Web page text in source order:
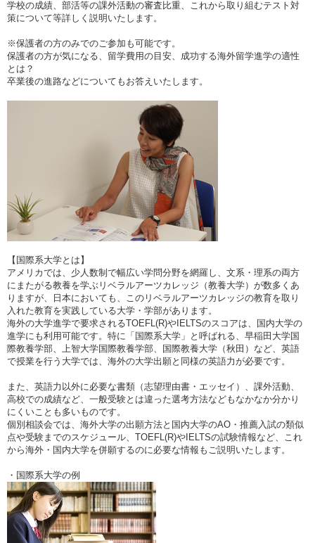
学校の成績、部活等の課外活動の審査比重、これから取り組むテスト対
策について等詳しく説明いたします。
※保護者の方のみでのご参加も可能です。
保護者の方が気になる、留学費用の目安、成功する海外留学進学の適性
とは？
卒業後の進路などについてもお答えいたします。
【国際系大学とは】
アメリカでは、少人数制で幅広い学問分野を網羅し、文系・理系の両方
にまたがる教養を学ぶリベラルアーツカレッジ（教養大学）が数多くあ
りますが、日本においても、このリベラルアーツカレッジの教育を取り
入れた教育を実践している大学・学部があります。
海外の大学進学で要求されるTOEFL(R)やIELTSのスコアは、国内大学の
進学にも利用可能です。特に「国際系大学」と呼ばれる、早稲田大学国
際教養学部、上智大学国際教養学部、国際教養大学（秋田）など、英語
で授業を行う大学では、海外の大学出願と同様の英語力が必要です。
また、英語力以外に必要な書類（志望理由書・エッセイ）、課外活動、
高校での成績など、一般受験とは違った選考方法などもなかなか分かり
にくいことも多いものです。
個別相談会では、海外大学の出願方法と国内大学のAO・推薦入試の類似
点や受験までのスケジュール、TOEFL(R)やIELTSの試験情報など、これ
から海外・国内大学を併願するのに必要な情報もご説明いたします。
・国際系大学の例